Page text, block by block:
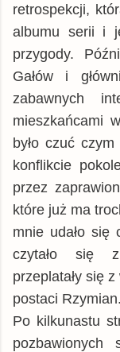
retrospekcji,
albumu serii i
przygody.
Gałów i
zabawnych
mieszkańcami
było czuć
konflikcie
przez
które już ma
mnie udało się
czytało się
przeplatały się
postaci Rzymian.
Po kilkunastu